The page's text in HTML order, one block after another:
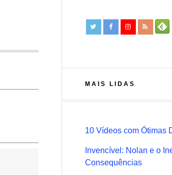
MAIS LIDAS
10 Vídeos com Ótimas
Invencível: Nolan e o
Consequências